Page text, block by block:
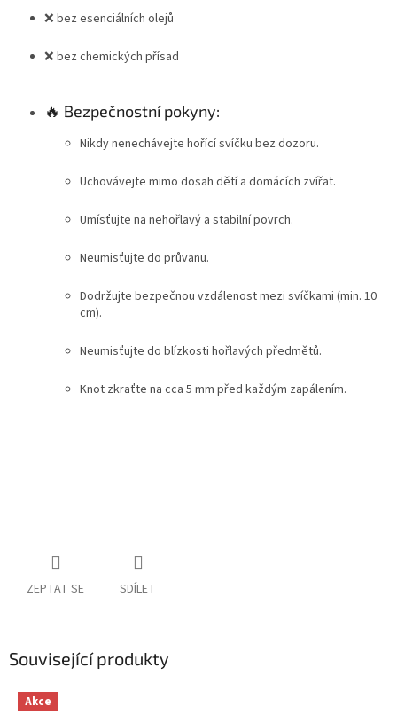
❌ bez esenciálních olejů
❌ bez chemických přísad
🔥 Bezpečnostní pokyny:
Nikdy nenechávejte hořící svíčku bez dozoru.
Uchovávejte mimo dosah dětí a domácích zvířat.
Umísťujte na nehořlavý a stabilní povrch.
Neumisťujte do průvanu.
Dodržujte bezpečnou vzdálenost mezi svíčkami (min. 10
cm).
Neumisťujte do blízkosti hořlavých předmětů.
Knot zkraťte na cca 5 mm před každým zapálením.
ZEPTAT SE SDÍLET
Související produkty
Akce